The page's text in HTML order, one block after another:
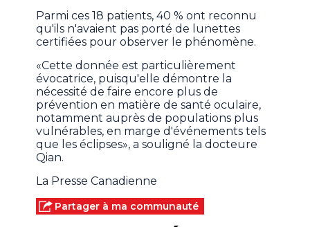
Parmi ces 18 patients, 40 % ont reconnu
qu'ils n'avaient pas porté de lunettes
certifiées pour observer le phénomène.
«Cette donnée est particulièrement
évocatrice, puisqu'elle démontre la
nécessité de faire encore plus de
prévention en matière de santé oculaire,
notamment auprès de populations plus
vulnérables, en marge d'événements tels
que les éclipses», a souligné la docteure
Qian.
La Presse Canadienne
Partager à ma communauté